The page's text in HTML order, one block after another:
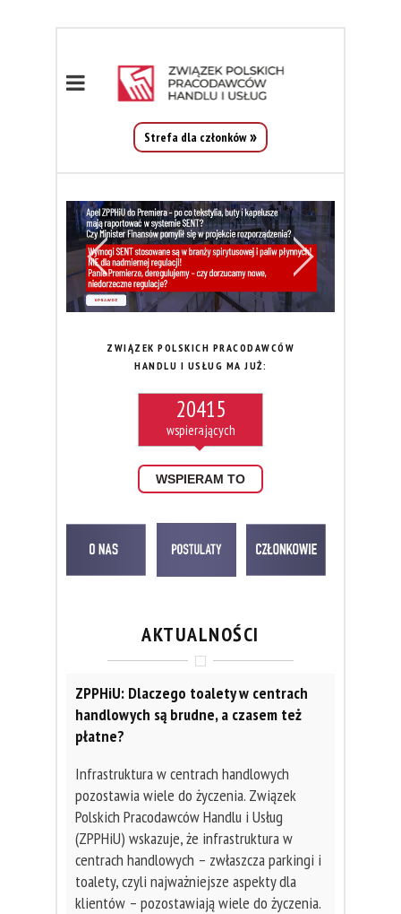
Strefa dla członków
ZWIĄZEK POLSKICH PRACODAWCÓW
HANDLU I USŁUG MA JUŻ:
WSPIERAM TO
20415
AKTUALNOŚCI
ZPPHiU: Dlaczego toalety w centrach
handlowych są brudne, a czasem też
płatne?
Infrastruktura w centrach handlowych
pozostawia wiele do życzenia. Związek
Polskich Pracodawców Handlu i Usług
(ZPPHiU) wskazuje, że infrastruktura w
centrach handlowych – zwłaszcza parkingi i
toalety, czyli najważniejsze aspekty dla
klientów – pozostawiają wiele do życzenia.